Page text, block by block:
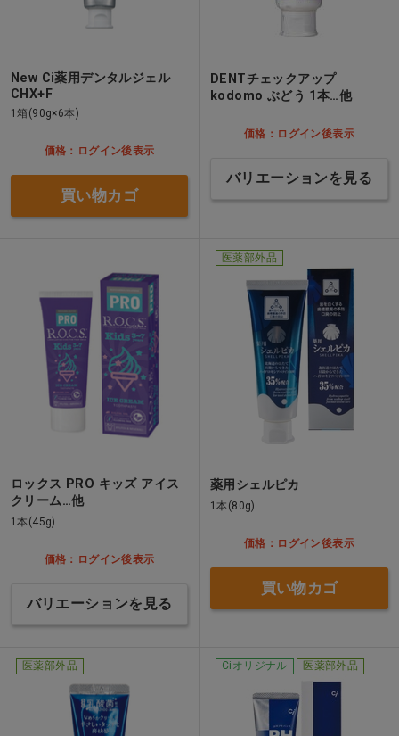
New Ci薬用デンタルジェル
CHX+F
1箱(90g×6本)
価格：ログイン後表示
買い物カゴ
DENTチェックアップ
kodomo ぶどう 1本…他
価格：ログイン後表示
バリエーションを見る
ロックス PRO キッズ アイス
クリーム…他
1本(45g)
価格：ログイン後表示
バリエーションを見る
医薬部外品
薬用シェルピカ
1本(80g)
価格：ログイン後表示
買い物カゴ
医薬部外品 Ciオリジナル 医薬部外品